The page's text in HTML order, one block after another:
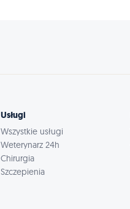
Usługi
Wszystkie usługi
Weterynarz 24h
Chirurgia
Szczepienia